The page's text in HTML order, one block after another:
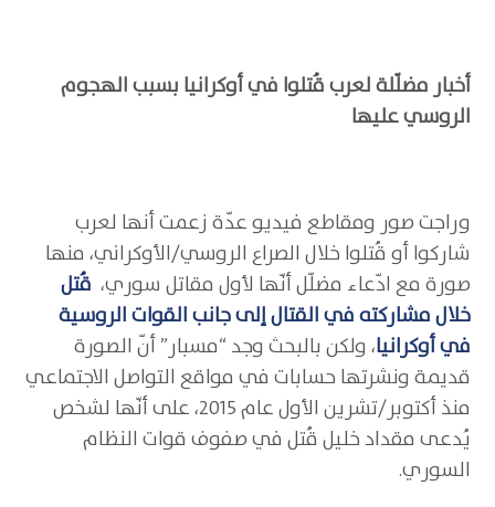
أخبار مضلّلة لعرب قُتلوا في أوكرانيا بسبب الهجوم
الروسي عليها
وراجت صور ومقاطع فيديو عدّة زعمت أنها لعرب
شاركوا أو قُتلوا خلال الصراع الروسي/الأوكراني، منها
صورة مع ادّعاء مضلّل أنّها لأول مقاتل سوري، قُتل
خلال مشاركته في القتال إلى جانب القوات الروسية
في أوكرانيا، ولكن بالبحث وجد “مسبار” أنّ الصورة
قديمة ونشرتها حسابات في مواقع التواصل الاجتماعي
منذ أكتوبر/تشرين الأول عام 2015، على أنّها لشخص
يُدعى مقداد خليل قُتل في صفوف قوات النظام
السوري.